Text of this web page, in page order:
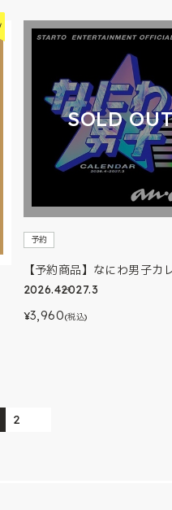
SOLD
予約
【予約商品】なにわ男子カ
2026.4→2027.3
¥3,960(税込)
2